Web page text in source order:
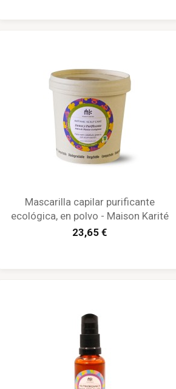
Mascarilla capilar purificante
ecológica, en polvo - Maison Karité
23,65 €